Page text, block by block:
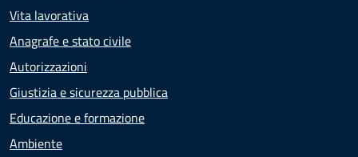
Vita lavorativa
Anagrafe e stato civile
Autorizzazioni
Giustizia e sicurezza pubblica
Educazione e formazione
Ambiente